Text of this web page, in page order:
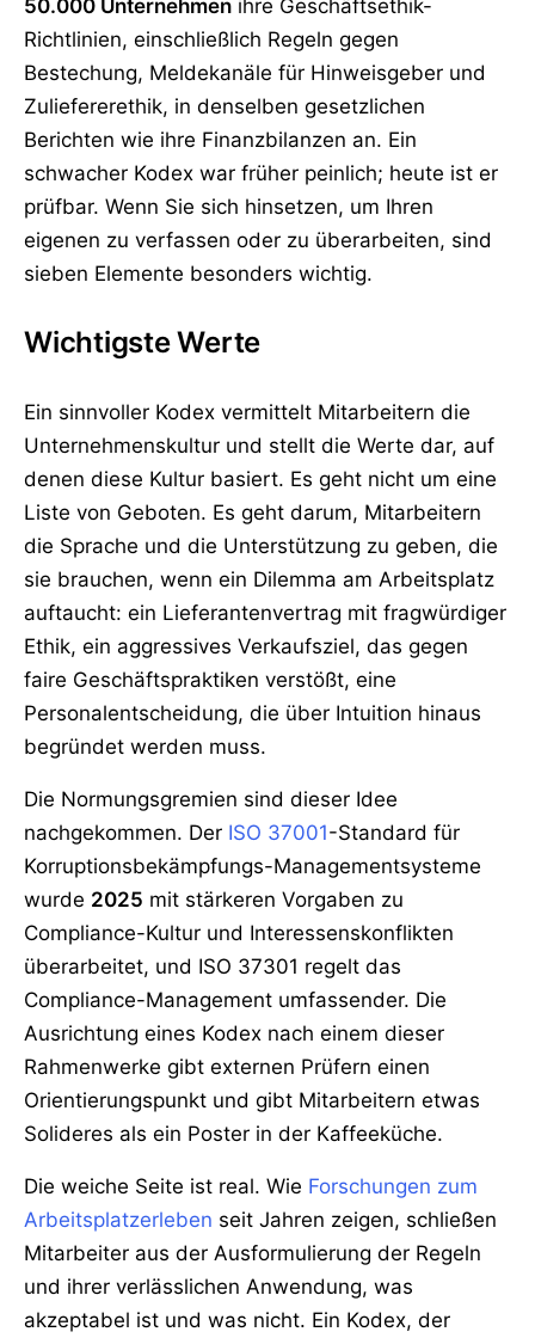
50.000 Unternehmen ihre Geschäftsethik-
Richtlinien, einschließlich Regeln gegen
Bestechung, Meldekanäle für Hinweisgeber und
Zuliefererethik, in denselben gesetzlichen
Berichten wie ihre Finanzbilanzen an. Ein
schwacher Kodex war früher peinlich; heute ist er
prüfbar. Wenn Sie sich hinsetzen, um Ihren
eigenen zu verfassen oder zu überarbeiten, sind
sieben Elemente besonders wichtig.
Wichtigste Werte
Ein sinnvoller Kodex vermittelt Mitarbeitern die
Unternehmenskultur und stellt die Werte dar, auf
denen diese Kultur basiert. Es geht nicht um eine
Liste von Geboten. Es geht darum, Mitarbeitern
die Sprache und die Unterstützung zu geben, die
sie brauchen, wenn ein Dilemma am Arbeitsplatz
auftaucht: ein Lieferantenvertrag mit fragwürdiger
Ethik, ein aggressives Verkaufsziel, das gegen
faire Geschäftspraktiken verstößt, eine
Personalentscheidung, die über Intuition hinaus
begründet werden muss.
Die Normungsgremien sind dieser Idee
nachgekommen. Der ISO 37001-Standard für
Korruptionsbekämpfungs-Managementsysteme
wurde 2025 mit stärkeren Vorgaben zu
Compliance-Kultur und Interessenskonflikten
überarbeitet, und ISO 37301 regelt das
Compliance-Management umfassender. Die
Ausrichtung eines Kodex nach einem dieser
Rahmenwerke gibt externen Prüfern einen
Orientierungspunkt und gibt Mitarbeitern etwas
Solideres als ein Poster in der Kaffeeküche.
Die weiche Seite ist real. Wie Forschungen zum
Arbeitsplatzerleben seit Jahren zeigen, schließen
Mitarbeiter aus der Ausformulierung der Regeln
und ihrer verlässlichen Anwendung, was
akzeptabel ist und was nicht. Ein Kodex, der